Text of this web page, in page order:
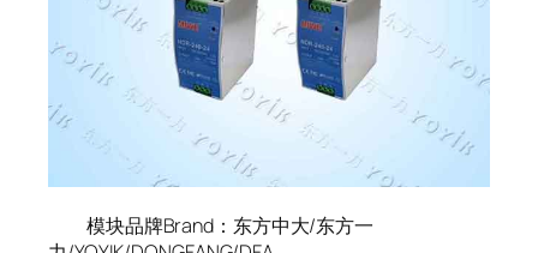
模块品牌Brand：东方中大/东方一